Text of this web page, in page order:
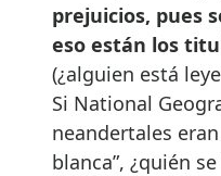
prejuicios, pues
eso están los
(¿alguien está
Si National
neandertales
blanca”, ¿quién